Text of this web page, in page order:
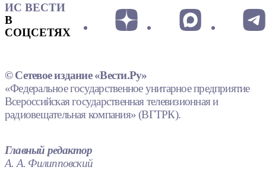
ИС ВЕСТИ
В
СОЦСЕТЯХ
© Сетевое издание «Вести.Ру»
«Федеральное государственное унитарное предприятие
Всероссийская государственная телевизионная и
радиовещательная компания» (ВГТРК).
Главный редактор
А. А. Филипповский